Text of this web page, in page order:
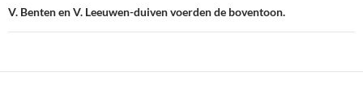
V. Benten en V. Leeuwen-duiven voerden de boventoon.